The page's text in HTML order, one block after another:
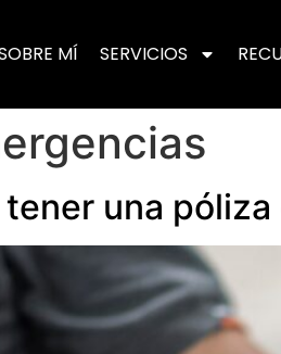
MÍ SERVICIOS
una